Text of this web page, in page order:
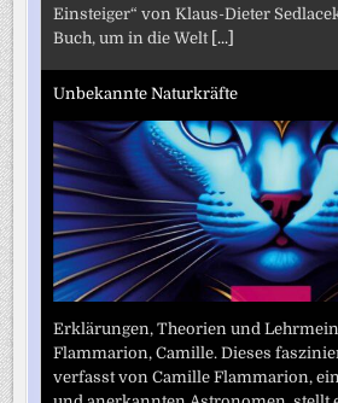
Einsteiger“ von Klaus-Dieter
Buch, um in die Welt [...]
Unbekannte Naturkräfte
Erklärungen, Theorien und
Flammarion, Camille. Dieses
verfasst von Camille Flammarion,